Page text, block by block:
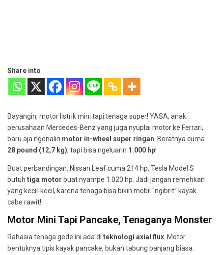
Share into
Bayangin, motor listrik mini tapi tenaga super! YASA, anak
perusahaan Mercedes-Benz yang juga nyuplai motor ke Ferrari,
baru aja ngenalin motor in-wheel super ringan . Beratnya cuma
28 pound (12,7 kg), tapi bisa ngeluarin 1.000 hp!
Buat perbandingan: Nissan Leaf cuma 214 hp, Tesla Model S
butuh tiga motor buat nyampe 1.020 hp. Jadi jangan remehkan
yang kecil-kecil, karena tenaga bisa bikin mobil “ngibrit” kayak
cabe rawit!
Motor Mini Tapi Pancake, Tenaganya Monster
Rahasia tenaga gede ini ada di teknologi axial flux . Motor
bentuknya tipis kayak pancake, bukan tabung panjang biasa.